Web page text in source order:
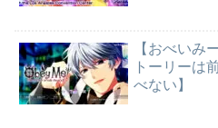
【おべいみ
トーリーは
べない】